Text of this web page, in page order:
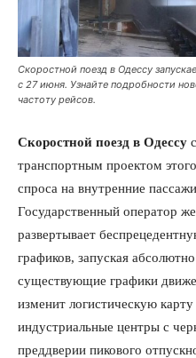
Скоростной поезд в Одессу
с 27 июня. Узнайте подробности
частоту рейсов.
Скоростной поезд в Одессу
транспортным проектом
спроса на внутренние
Государственный оператор
развертывает
графиков, запуская
существующие графики
изменит логистическую
индустриальные центры с
преддверии пикового